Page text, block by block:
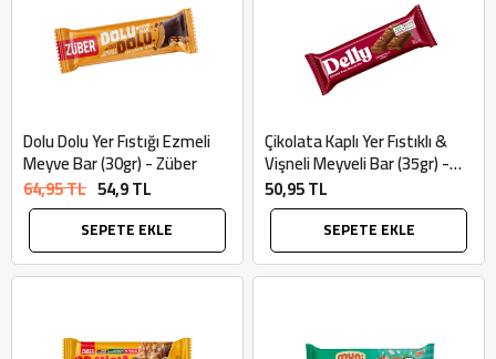
Dolu Dolu Yer Fıstığı Ezmeli
Meyve Bar (30gr) - Züber
64,95 TL 54,9 TL
SEPETE EKLE
Çikolata Kaplı Yer Fıstıklı &
Vişneli Meyveli Bar (35gr) -
Delly
50,95 TL
SEPETE EKLE
BU HAFTANIN PLANLI İNDİRİMİ
2690,00 TL
2071,30 TL
Kaan Olgun Hasat
Naturel Sızma
Zeytinyağı (5lt, Soğuk